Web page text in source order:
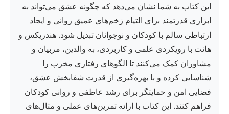
این کتاب به شما نشان می‌دهد که چگونه عشق می‌تواند به
ابزاری قدرتمند برای التیام زخم‌های عمیق روانی و ایجاد
ارتباطی سالم با کودکان و نوجوانان تبدیل شود. هندریکس و
هانت با رویکردی علمی و کاربردی، به والدین، مربیان و
مشاوران کمک می‌کنند تا الگوهای رفتاری مخرب را
شناسایی کرده و با بهره‌گیری از قدرت شفابخش عشق،
فضایی امن و حمایتگر برای رشد عاطفی و روانی کودکان
فراهم کنند. این کتاب با ارائه تمرین‌های عملی و مثال‌های